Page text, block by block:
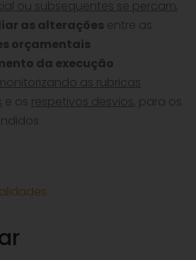
ou subsequentes se percam,
as alterações entre as
orçamentais
da execução
as rubricas
e os respetivos desvios, para os